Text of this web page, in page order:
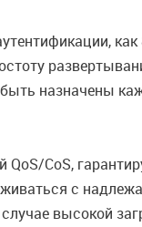
назначены
CoS,
с
высокой